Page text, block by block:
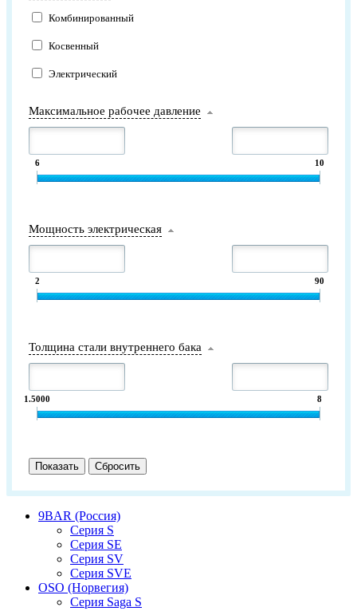
Комбинированный
Косвенный
Электрический
Максимальное рабочее давление
6 10
Мощность электрическая
2 90
Толщина стали внутреннего бака
1.5000 8
9BAR (Россия)
Серия S
Серия SE
Серия SV
Серия SVE
OSO (Норвегия)
Серия Saga S